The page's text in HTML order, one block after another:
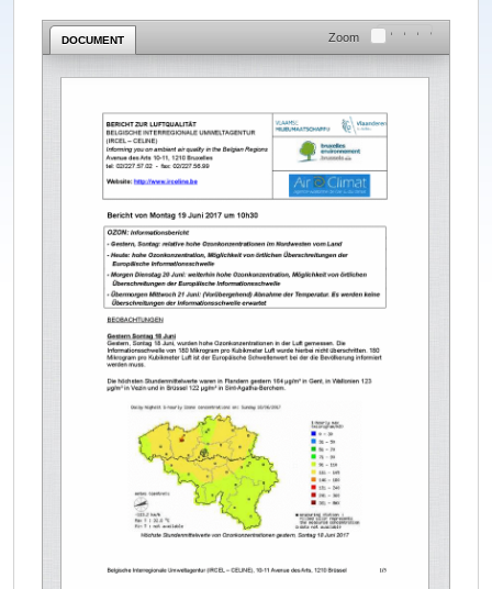
DOCUMENT Zoom